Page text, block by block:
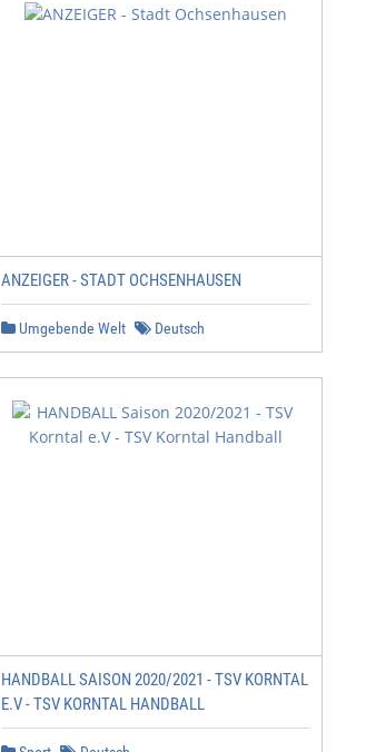
ANZEIGER - STADT OCHSENHAUSEN
Umgebende Welt Deutsch
HANDBALL SAISON 2020/2021 - TSV KORNTAL
E.V - TSV KORNTAL HANDBALL